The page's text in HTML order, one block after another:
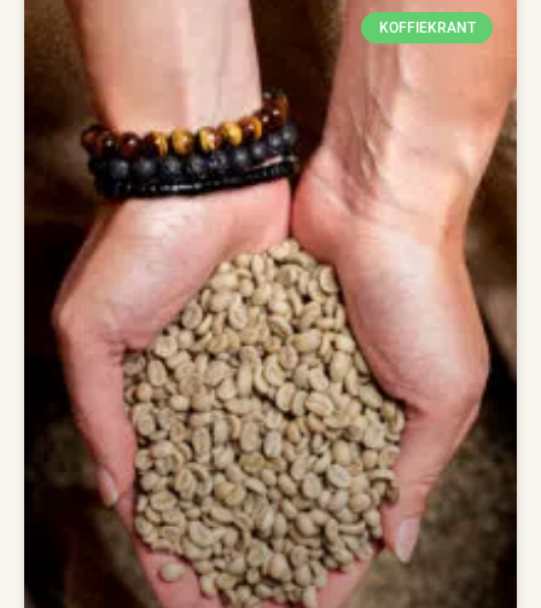
KOFFIEKRANT